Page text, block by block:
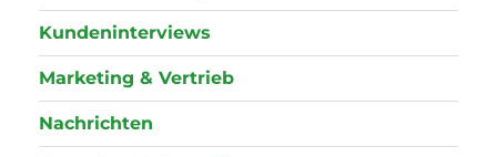
Kundeninterviews
Marketing & Vertrieb
Nachrichten